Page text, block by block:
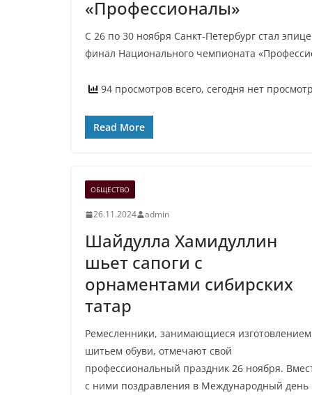
«Профессионалы»
С 26 по 30 ноября Санкт-Петербург стал
финал Национального чемпионата
94 просмотров всего, сегодня нет
Read More
ОБЩЕСТВО
26.11.2024 admin
Шайдулла Хамидуллин
шьет сапоги с
орнаментами сибирских
татар
Ремесленники, занимающиеся
шитьем обуви, отмечают свой
профессиональный праздник 26 ноября.
с ними поздравления в Международный день